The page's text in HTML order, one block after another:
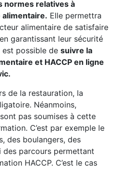
normes relatives à
alimentaire. Elle permettra
alimentaire de satisfaire
garantissant leur sécurité
est possible de suivre la
et HACCP en ligne
de la restauration, la
Néanmoins,
pas soumises à cette
C’est par exemple le
des boulangers, des
parcours permettant
HACCP. C’est le cas